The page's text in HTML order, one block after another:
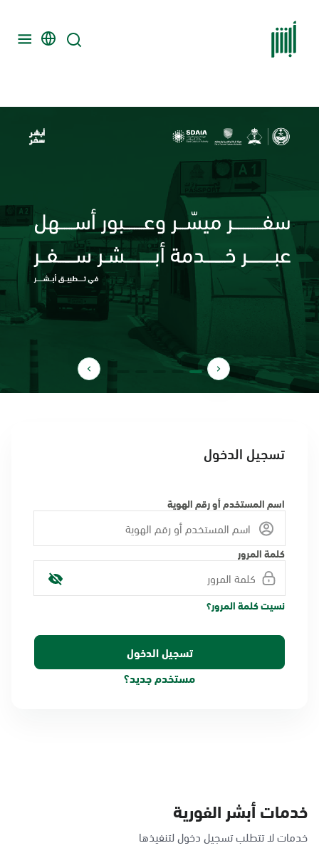
تسجيل الدخول
اسم المستخدم أو رقم الهوية
كلمة المرور
نسيت كلمة المرور؟
مستخدم جديد؟
خدمات أبشر الفورية
خدمات لا تتطلب تسجيل دخول لتنفيذها